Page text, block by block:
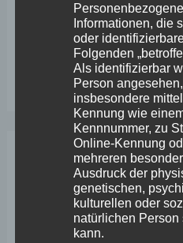
erstickt im Verkehr“
Wefelscheid besichtigt Fort
Wefelscheid bei 3-jährigem
April 2026
Informationen, die
oder
Folgenden
Als identifizierbar
Person
insbesondere
Kennung wie
Kennnummer, zu
Online-Kennung
mehreren
Ausdruck der
genetischen,
kulturellen oder
natürlichen
kann.